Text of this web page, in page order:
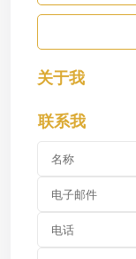
关于我
联系我